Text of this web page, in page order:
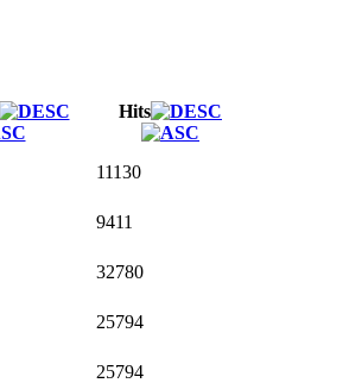
Hits
11130
9411
32780
25794
25794